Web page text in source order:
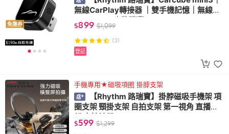
免運券
無線CarPlay轉接器 ｜雙手機記憶｜無線An
droid Auto｜路瑞寶
$899 $1,099
(3)
登記
手機專用★磁吸項圈 掛脖支架
【Rhythm 路瑞寶】掛脖磁吸手機架 項
圈支架 頸掛支架 自拍支架 第一視角 直播支
$599 $1,299